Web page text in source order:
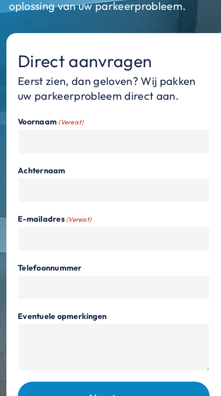
oplossing van uw parkeerprobleem.
Direct aanvragen
Eerst zien, dan geloven? Wij pakken
uw parkeerprobleem direct aan.
Voornaam (Vereist)
Achternaam
E-mailadres (Vereist)
Telefoonnummer
Eventuele opmerkingen